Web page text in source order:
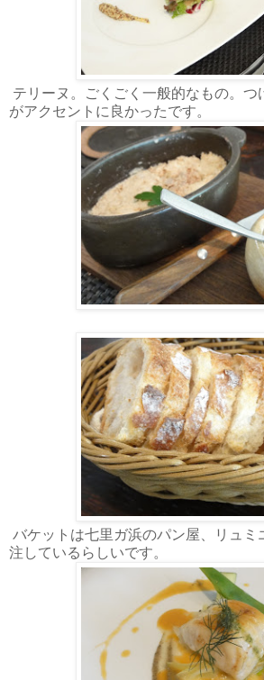
テリーヌ。ごくごく一般的なもの。つ
がアクセントに良かったです。
バケットは七里ガ浜のパン屋、リュミ
注しているらしいです。